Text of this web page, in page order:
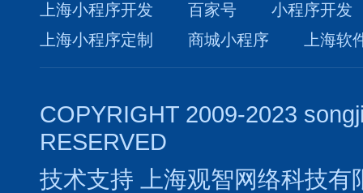
上海小程序开发 百家号
小程序开发
上海小程序定制
商城小程序 上海软
COPYRIGHT 2009-2023
RESERVED
技术支持
上海观智网络科技有